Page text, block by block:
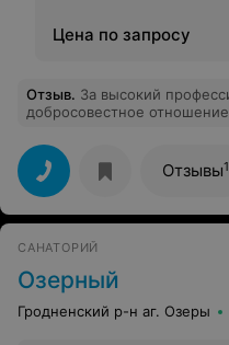
Цена по запросу
Отзыв. За высокий
добросовестное
за хорошее отношение хочу
центра!
Отзывы1
САНАТОРИЙ
Озерный
Гродненский р-н аг. Озеры